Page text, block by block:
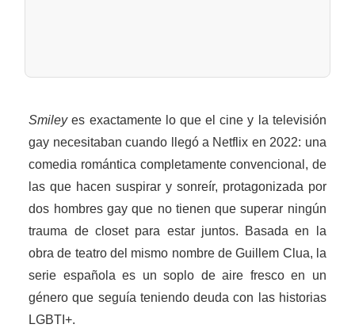
Smileyes exactamente lo que el cine y la televisión
gay necesitaban cuando llegó a Netflix en 2022: una
comedia romántica completamente convencional, de
las que hacen suspirar y sonreír, protagonizada por
dos hombres gay que no tienen que superar ningún
trauma de closet para estar juntos. Basada en la
obra de teatro del mismo nombre de Guillem Clua, la
serie española es un soplo de aire fresco en un
género que seguía teniendo deuda con las historias
LGBTI+.